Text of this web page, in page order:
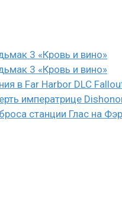
3 «Кровь и вино»
3 «Кровь и вино»
в Far Harbor DLC
императрице
станции Глас на